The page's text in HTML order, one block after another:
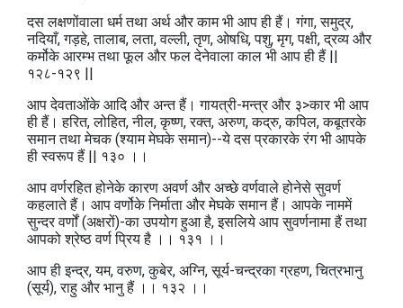
दस लक्षणोंवाला धर्म तथा अर्थ और काम भी आप ही हैं। गंगा, समुद्र,
नदियाँ, गड़हे, तालाब, लता, वल्ली, तृण, ओषधि, पशु, मृग, पक्षी, द्रव्य और
कर्मोके आरम्भ तथा फूल और फल देनेवाला काल भी आप ही हैं ||
१२८-१२९ ||
आप देवताओंके आदि और अन्त हैं। गायत्री-मन्त्र और ३>कार भी आप
ही हैं। हरित, लोहित, नील, कृष्ण, रक्त, अरुण, कद्रु, कपिल, कबूतरके
समान तथा मेचक (श्याम मेघके समान)--ये दस प्रकारके रंग भी आपके
ही स्वरूप हैं || १३० ।।
आप वर्णरहित होनेके कारण अवर्ण और अच्छे वर्णवाले होनेसे सुवर्ण
कहलाते हैं। आप वर्णोके निर्माता और मेघके समान हैं। आपके नाममें
सुन्दर वर्णों (अक्षरों)-का उपयोग हुआ है, इसलिये आप सुवर्णनामा हैं तथा
आपको श्रेष्ठ वर्ण प्रिय है ।। १३१ ।।
आप ही इन्द्र, यम, वरुण, कुबेर, अग्नि, सूर्य-चन्द्रका ग्रहण, चित्रभानु
(सूर्य), राहु और भानु हैं ।। १३२ ।।